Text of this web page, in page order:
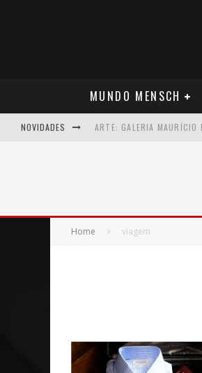
MUNDO MENSCH
NOVIDADES
NEGÓCIOS: MUDANÇA
ARQUITETURA:
MÚSICA: MALTA, ONDE
Home viagem